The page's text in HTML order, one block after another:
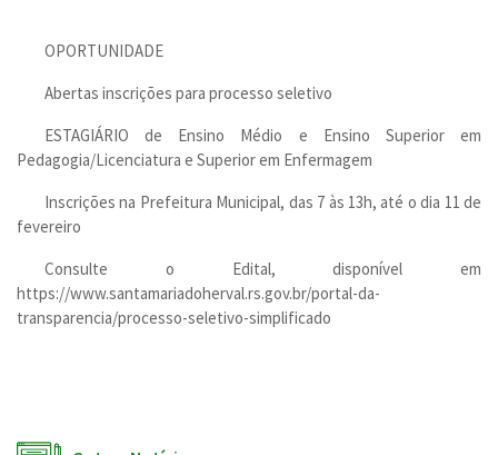
OPORTUNIDADE
Abertas inscrições para processo seletivo
ESTAGIÁRIO de Ensino Médio e Ensino Superior em
Pedagogia/Licenciatura e Superior em Enfermagem
Inscrições na Prefeitura Municipal, das 7 às 13h, até o dia 11 de
fevereiro
Consulte o Edital, disponível em
https://www.santamariadoherval.rs.gov.br/portal-da-
transparencia/processo-seletivo-simplificado